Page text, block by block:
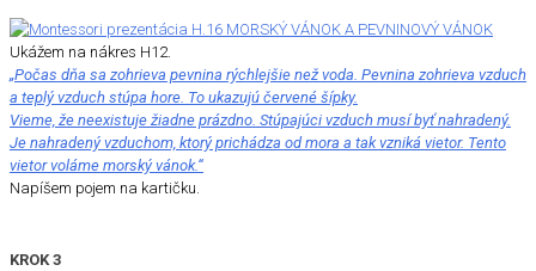
Ukážem na nákres H12.
„Počas dňa sa zohrieva pevnina rýchlejšie než voda. Pevnina zohrieva vzduch
a teplý vzduch stúpa hore. To ukazujú červené šípky.
Vieme, že neexistuje žiadne prázdno. Stúpajúci vzduch musí byť nahradený.
Je nahradený vzduchom, ktorý prichádza od mora a tak vzniká vietor. Tento
vietor voláme morský vánok.“
Napíšem pojem na kartičku.
KROK 3